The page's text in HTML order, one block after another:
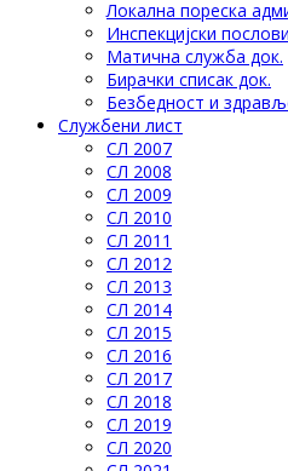
Локална пореска
Инспекцијски послови
Матична служба док.
Бирачки списак док.
Безбедност и
Службени лист
СЛ 2007
СЛ 2008
СЛ 2009
СЛ 2010
СЛ 2011
СЛ 2012
СЛ 2013
СЛ 2014
СЛ 2015
СЛ 2016
СЛ 2017
СЛ 2018
СЛ 2019
СЛ 2020